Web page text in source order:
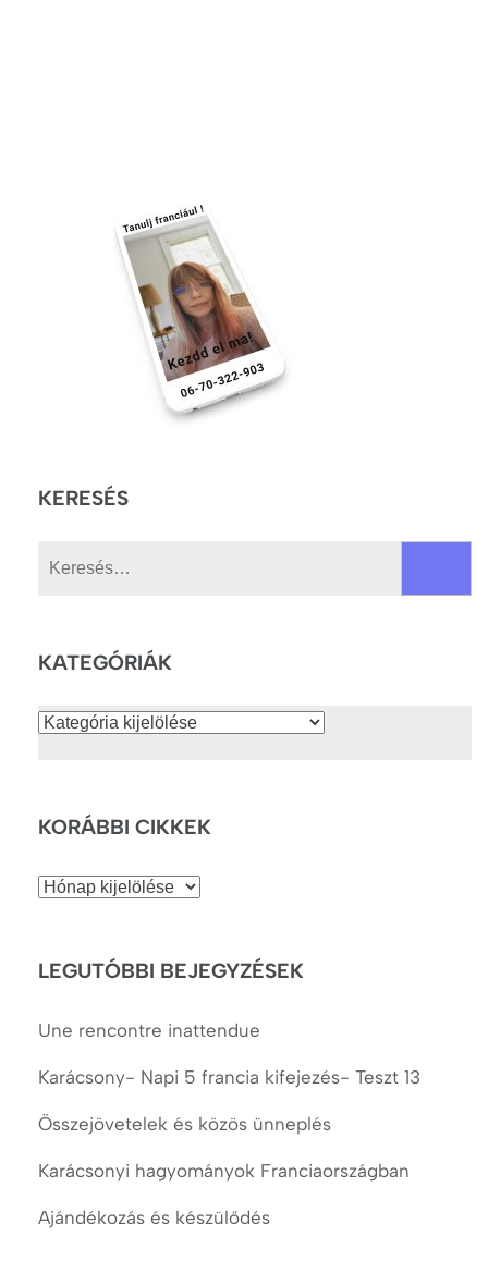
KERESÉS
KATEGÓRIÁK
Kategóriák
KORÁBBI CIKKEK
Korábbi
LEGUTÓBBI BEJEGYZÉSEK
Une rencontre inattendue
Karácsony- Napi 5 francia kifejezés- Teszt 13
Összejövetelek és közös ünneplés
Karácsonyi hagyományok Franciaországban
Ajándékozás és készülődés